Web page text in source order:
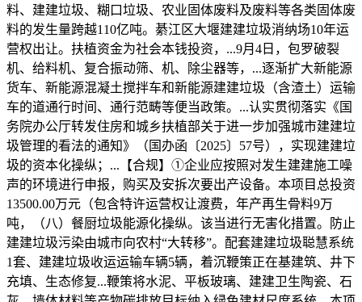
料、建建垃圾、糊口垃圾、农业固体废料及废料等各类固体废
料的发生量跨越110亿吨。綦江区大堰建建垃圾消纳场10年运
营权出让。扶植资金为社会本钱投资，...9月4日，包罗破裂
机、给料机、复合振动筛、机、除尘器等，...逐渐扩大新能源
货车、新能源混凝土搅拌车和新能源建建垃圾（含渣土）运输
车的道通行时间、通行范畴等便当政策。...认实贯彻落实《国
务院办公厅转发住房和城乡扶植部关于进一步加强城市建建垃
圾管理的看法的通知》（国办函〔2025〕57号），实现建建垃
圾的资本化操纵；...【合规】①企业应按照对发生建建施工噪
声的环境进行申报，购买及安拆次要出产设备。本项目总投资
13500.00万元（包含特许运营权让渡费，年产再生骨料9万
吨，（八）餐厨垃圾能源化操纵。该当进行无害化措置。防止
建建垃圾污染由城市向农村“大转移”。配套建建垃圾聪慧系统
1套、建建垃圾收运运输车辆5辆，着沉鞭策正在基建筑、井下
充填、生态修复...鞭策将水泥、平板玻璃、建建卫生陶瓷、石